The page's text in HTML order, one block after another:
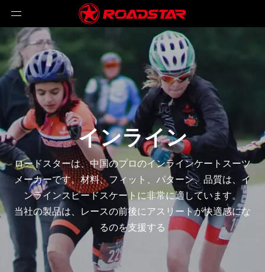
インライン
ロードスターは、中国のプロのインラインケートスーツ
メーカーです。材料、フィット、パターン、品質は、イ
ンラインスピードスケートに非常に適しています。
当社の製品は、レースの前後にアスリートが快適感にな
るのを支援する